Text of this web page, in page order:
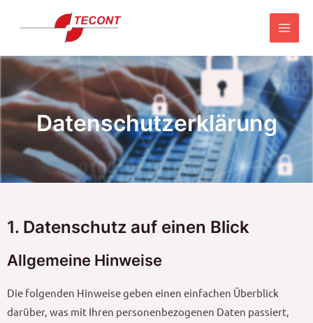
Datenschutzerklärung
1. Datenschutz auf einen Blick
Allgemeine Hinweise
Die folgenden Hinweise geben einen einfachen Überblick
darüber, was mit Ihren personenbezogenen Daten passiert,